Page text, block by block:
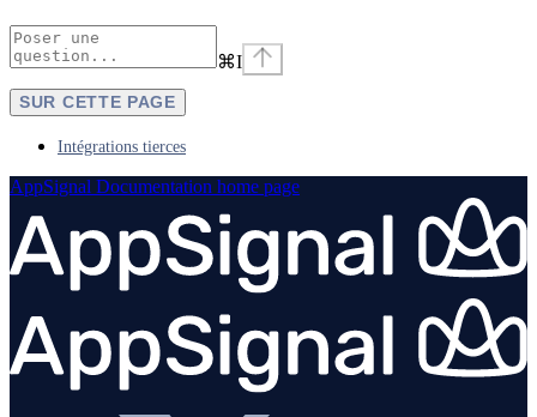
⌘I
SUR CETTE PAGE
Intégrations tierces
AppSignal Documentation home page